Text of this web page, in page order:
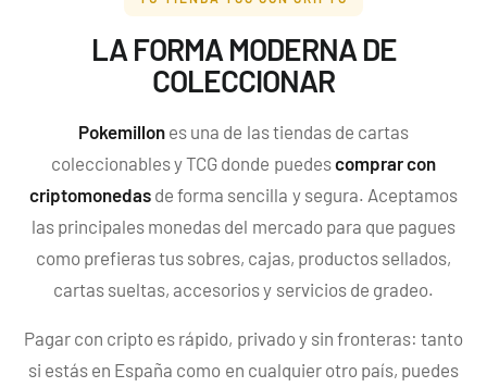
Build and Battle
Unified Minds | Mentes
Unidas
Desde 429,90 €
¡Última unidad!
Build and Battle Lost
Perdidos
Desde299,90 €
¡Última unidad!
-50%
Umbreon Battle Deck
Celebraciones 30
Aniversario
39,90 € 19,90 €
LA FORMA MODERNA DE
COLECCIONAR
Pokemillon es una de las tiendas de cartas
coleccionables y TCG donde puedescomprar con
criptomonedas de forma sencilla y segura. Aceptamos
las principales monedas del mercado para que pagues
como prefieras tus sobres, cajas, productos sellados,
cartas sueltas, accesorios y servicios de gradeo.
Pagar con cripto es rápido, privado y sin fronteras: tanto
si estás en España como en cualquier otro país, puedes